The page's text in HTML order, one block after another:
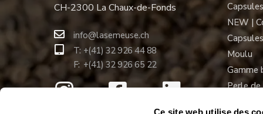
Ce site web utilise des
CH-2300 La Chaux-de-Fonds
info@lasemeuse.ch
T:
F:
+(41) 32 926 44 88
+(41) 32 926 65 22
NEW |
Moulu
Gamme
Perle